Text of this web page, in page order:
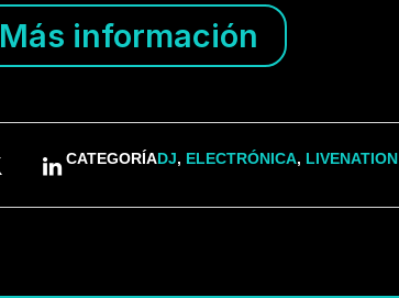
Más información
CATEGORÍADJ, ELECTRÓNICA, LIVENATION